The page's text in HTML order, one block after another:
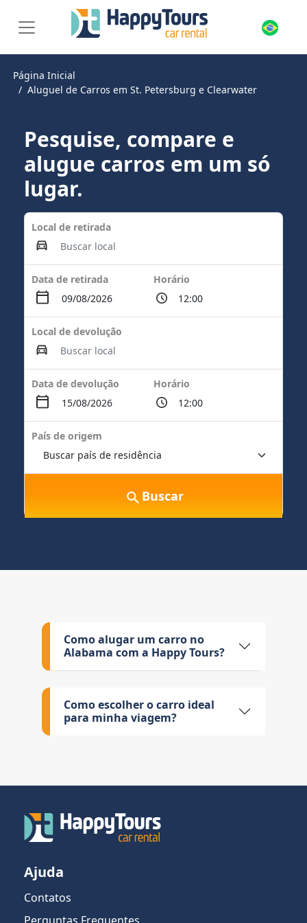
Página Inicial
Aluguel de Carros em St. Petersburg e Clearwater
Pesquise, compare e
alugue carros em um só
lugar.
Local de retirada
Data de retirada Horário
Local de devolução
Data de devolução Horário
País de origem
Buscar
Como alugar um carro no
Alabama com a Happy Tours?
Como escolher o carro ideal
para minha viagem?
Ajuda
Contatos